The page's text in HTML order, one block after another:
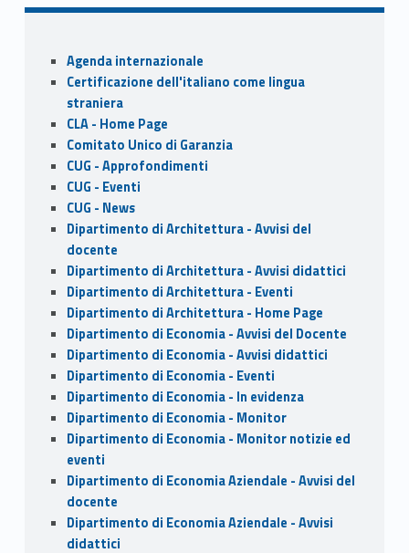
b
o
o
k
d
o
n
l e
Sidebar
Agenda internazionale
Certificazione dell'italiano come lingua
straniera
CLA - Home Page
Comitato Unico di Garanzia
CUG - Approfondimenti
CUG - Eventi
CUG - News
Dipartimento di Architettura - Avvisi del
docente
Dipartimento di Architettura - Avvisi didattici
Dipartimento di Architettura - Eventi
Dipartimento di Architettura - Home Page
Dipartimento di Economia - Avvisi del Docente
Dipartimento di Economia - Avvisi didattici
Dipartimento di Economia - Eventi
Dipartimento di Economia - In evidenza
Dipartimento di Economia - Monitor
Dipartimento di Economia - Monitor notizie ed
eventi
Dipartimento di Economia Aziendale - Avvisi del
docente
Dipartimento di Economia Aziendale - Avvisi
didattici